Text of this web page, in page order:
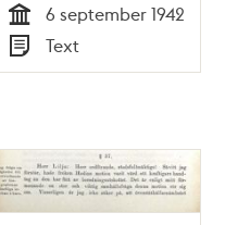
Tid
6 september 1942
Typ
Text